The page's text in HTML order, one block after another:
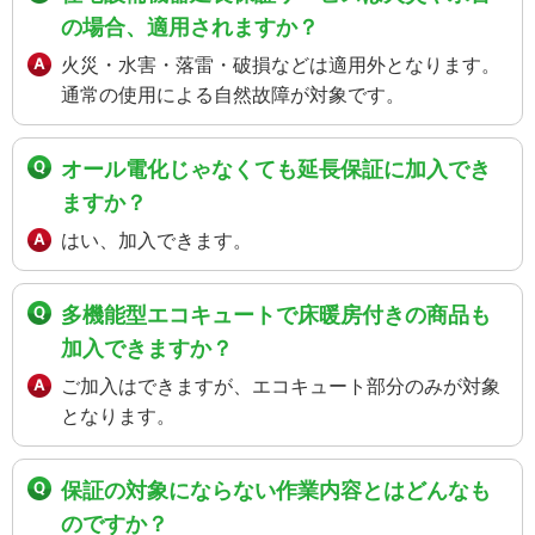
の場合、適用されますか？
火災・水害・落雷・破損などは適用外となります。
通常の使用による自然故障が対象です。
オール電化じゃなくても延長保証に加入でき
ますか？
はい、加入できます。
多機能型エコキュートで床暖房付きの商品も
加入できますか？
ご加入はできますが、エコキュート部分のみが対象
となります。
保証の対象にならない作業内容とはどんなも
のですか？